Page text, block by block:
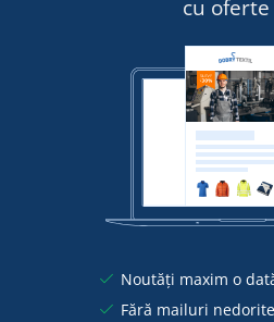
cu
Noutăți maxim o
Fără mailuri nedorite